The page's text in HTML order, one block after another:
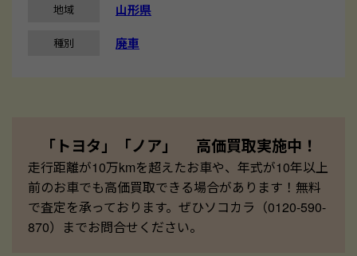
地域 山形県
種別 廃車
「トヨタ」「ノア」 高価買取実施中！
走行距離が10万kmを超えたお車や、年式が10年以上
前のお車でも高価買取できる場合があります！無料
で査定を承っております。ぜひソコカラ（0120-590-
870）までお問合せください。